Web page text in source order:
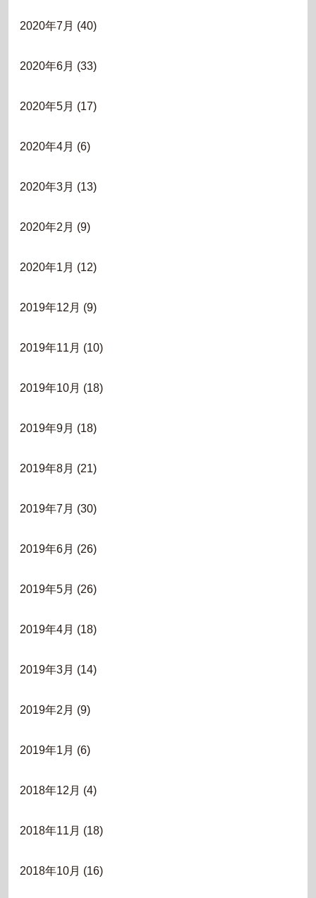
2020年7月 (40)
2020年6月 (33)
2020年5月 (17)
2020年4月 (6)
2020年3月 (13)
2020年2月 (9)
2020年1月 (12)
2019年12月 (9)
2019年11月 (10)
2019年10月 (18)
2019年9月 (18)
2019年8月 (21)
2019年7月 (30)
2019年6月 (26)
2019年5月 (26)
2019年4月 (18)
2019年3月 (14)
2019年2月 (9)
2019年1月 (6)
2018年12月 (4)
2018年11月 (18)
2018年10月 (16)